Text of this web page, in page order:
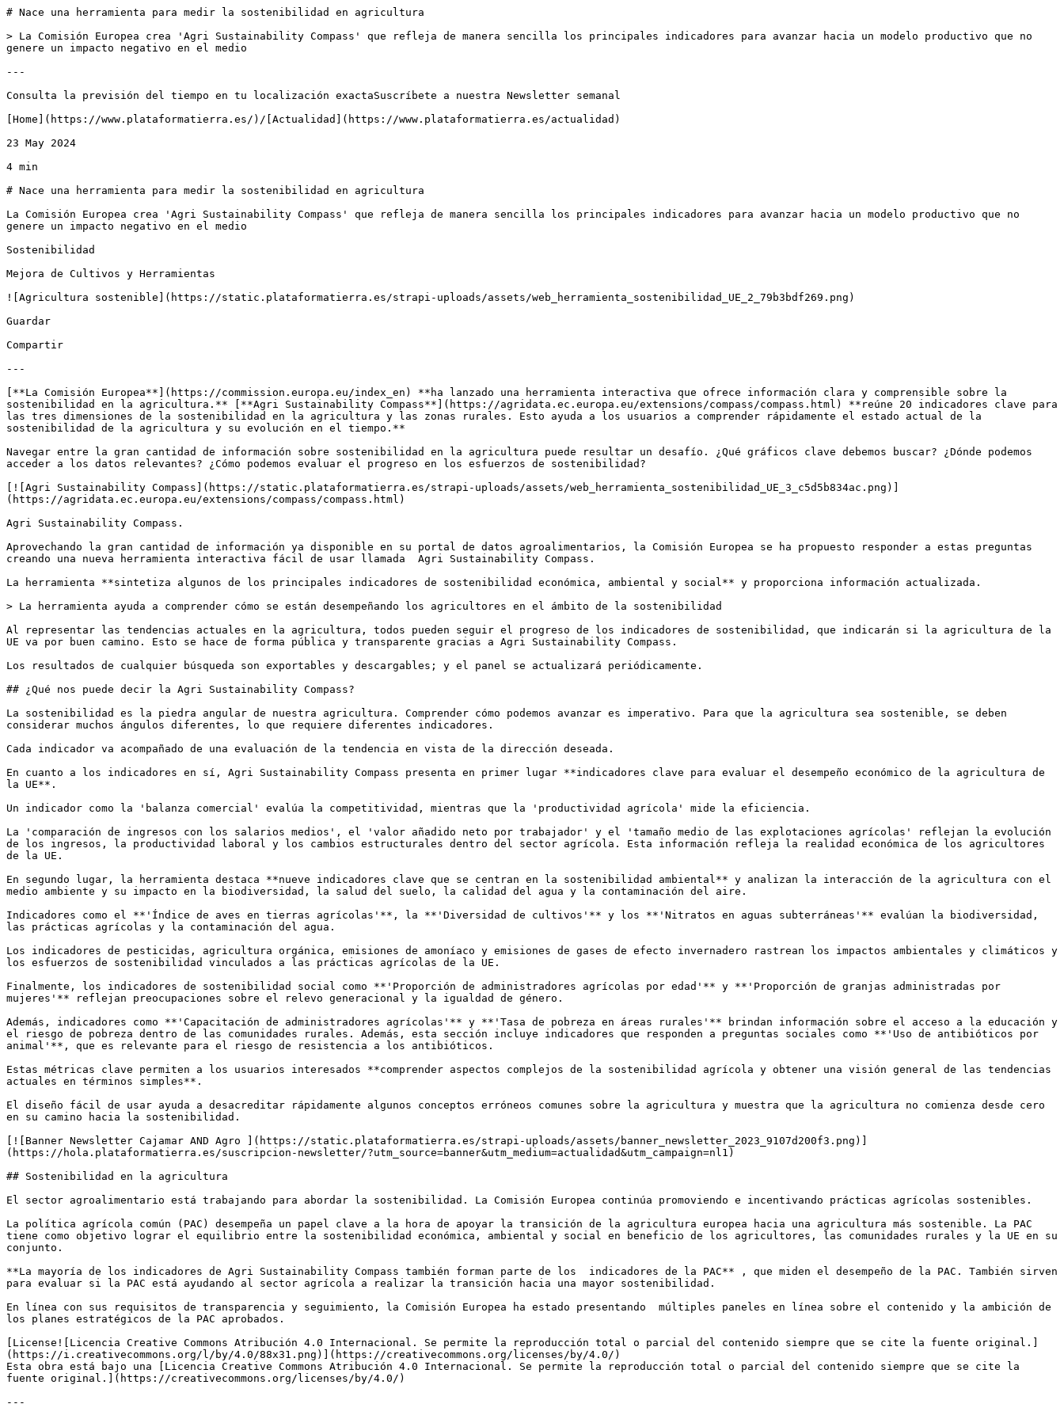
# Nace una herramienta para medir la sostenibilidad en agricultura
> La Comisión Europea crea 'Agri Sustainability Compass' que refleja de manera sencilla los principales indicadores para avanzar hacia un modelo productivo que no
genere un impacto negativo en el medio
---
Consulta la previsión del tiempo en tu localización exactaSuscríbete a nuestra Newsletter semanal
[Home](https://www.plataformatierra.es/)/[Actualidad](https://www.plataformatierra.es/actualidad)
23 May 2024
4 min
# Nace una herramienta para medir la sostenibilidad en agricultura
La Comisión Europea crea 'Agri Sustainability Compass' que refleja de manera sencilla los principales indicadores para avanzar hacia un modelo productivo que no
genere un impacto negativo en el medio
Sostenibilidad
Mejora de Cultivos y Herramientas
![Agricultura sostenible](https://static.plataformatierra.es/strapi-uploads/assets/web_herramienta_sostenibilidad_UE_2_79b3bdf269.png)
Guardar
Compartir
---
[**La Comisión Europea**](https://commission.europa.eu/index_en) **ha lanzado una herramienta interactiva que ofrece información clara y comprensible sobre la
sostenibilidad en la agricultura.** [**Agri Sustainability Compass**](https://agridata.ec.europa.eu/extensions/compass/compass.html) **reúne 20 indicadores clave para
las tres dimensiones de la sostenibilidad en la agricultura y las zonas rurales. Esto ayuda a los usuarios a comprender rápidamente el estado actual de la
sostenibilidad de la agricultura y su evolución en el tiempo.**
Navegar entre la gran cantidad de información sobre sostenibilidad en la agricultura puede resultar un desafío. ¿Qué gráficos clave debemos buscar? ¿Dónde podemos
acceder a los datos relevantes? ¿Cómo podemos evaluar el progreso en los esfuerzos de sostenibilidad?
[![Agri Sustainability Compass](https://static.plataformatierra.es/strapi-uploads/assets/web_herramienta_sostenibilidad_UE_3_c5d5b834ac.png)]
(https://agridata.ec.europa.eu/extensions/compass/compass.html)
Agri Sustainability Compass.
Aprovechando la gran cantidad de información ya disponible en su portal de datos agroalimentarios, la Comisión Europea se ha propuesto responder a estas preguntas
creando una nueva herramienta interactiva fácil de usar llamada  Agri Sustainability Compass.
La herramienta **sintetiza algunos de los principales indicadores de sostenibilidad económica, ambiental y social** y proporciona información actualizada.
> La herramienta ayuda a comprender cómo se están desempeñando los agricultores en el ámbito de la sostenibilidad
Al representar las tendencias actuales en la agricultura, todos pueden seguir el progreso de los indicadores de sostenibilidad, que indicarán si la agricultura de la
UE va por buen camino. Esto se hace de forma pública y transparente gracias a Agri Sustainability Compass.
Los resultados de cualquier búsqueda son exportables y descargables; y el panel se actualizará periódicamente.
## ¿Qué nos puede decir la Agri Sustainability Compass?
La sostenibilidad es la piedra angular de nuestra agricultura. Comprender cómo podemos avanzar es imperativo. Para que la agricultura sea sostenible, se deben
considerar muchos ángulos diferentes, lo que requiere diferentes indicadores.
Cada indicador va acompañado de una evaluación de la tendencia en vista de la dirección deseada.
En cuanto a los indicadores en sí, Agri Sustainability Compass presenta en primer lugar **indicadores clave para evaluar el desempeño económico de la agricultura de
la UE**.
Un indicador como la 'balanza comercial' evalúa la competitividad, mientras que la 'productividad agrícola' mide la eficiencia.
La 'comparación de ingresos con los salarios medios', el 'valor añadido neto por trabajador' y el 'tamaño medio de las explotaciones agrícolas' reflejan la evolución
de los ingresos, la productividad laboral y los cambios estructurales dentro del sector agrícola. Esta información refleja la realidad económica de los agricultores
de la UE.
En segundo lugar, la herramienta destaca **nueve indicadores clave que se centran en la sostenibilidad ambiental** y analizan la interacción de la agricultura con el
medio ambiente y su impacto en la biodiversidad, la salud del suelo, la calidad del agua y la contaminación del aire.
Indicadores como el **'Índice de aves en tierras agrícolas'**, la **'Diversidad de cultivos'** y los **'Nitratos en aguas subterráneas'** evalúan la biodiversidad,
las prácticas agrícolas y la contaminación del agua.
Los indicadores de pesticidas, agricultura orgánica, emisiones de amoníaco y emisiones de gases de efecto invernadero rastrean los impactos ambientales y climáticos y
los esfuerzos de sostenibilidad vinculados a las prácticas agrícolas de la UE.
Finalmente, los indicadores de sostenibilidad social como **'Proporción de administradores agrícolas por edad'** y **'Proporción de granjas administradas por
mujeres'** reflejan preocupaciones sobre el relevo generacional y la igualdad de género.
Además, indicadores como **'Capacitación de administradores agrícolas'** y **'Tasa de pobreza en áreas rurales'** brindan información sobre el acceso a la educación y
el riesgo de pobreza dentro de las comunidades rurales. Además, esta sección incluye indicadores que responden a preguntas sociales como **'Uso de antibióticos por
animal'**, que es relevante para el riesgo de resistencia a los antibióticos.
Estas métricas clave permiten a los usuarios interesados ​​**comprender aspectos complejos de la sostenibilidad agrícola y obtener una visión general de las tendencias
actuales en términos simples**.
El diseño fácil de usar ayuda a desacreditar rápidamente algunos conceptos erróneos comunes sobre la agricultura y muestra que la agricultura no comienza desde cero
en su camino hacia la sostenibilidad.
[![Banner Newsletter Cajamar AND Agro ](https://static.plataformatierra.es/strapi-uploads/assets/banner_newsletter_2023_9107d200f3.png)]
(https://hola.plataformatierra.es/suscripcion-newsletter/?utm_source=banner&utm_medium=actualidad&utm_campaign=nl1)
## Sostenibilidad en la agricultura
El sector agroalimentario está trabajando para abordar la sostenibilidad. La Comisión Europea continúa promoviendo e incentivando prácticas agrícolas sostenibles.
La política agrícola común (PAC) desempeña un papel clave a la hora de apoyar la transición de la agricultura europea hacia una agricultura más sostenible. La PAC
tiene como objetivo lograr el equilibrio entre la sostenibilidad económica, ambiental y social en beneficio de los agricultores, las comunidades rurales y la UE en su
conjunto.
**La mayoría de los indicadores de Agri Sustainability Compass también forman parte de los  indicadores de la PAC** , que miden el desempeño de la PAC. También sirven
para evaluar si la PAC está ayudando al sector agrícola a realizar la transición hacia una mayor sostenibilidad.
En línea con sus requisitos de transparencia y seguimiento, la Comisión Europea ha estado presentando  múltiples paneles en línea sobre el contenido y la ambición de
los planes estratégicos de la PAC aprobados.
[License![Licencia Creative Commons Atribución 4.0 Internacional. Se permite la reproducción total o parcial del contenido siempre que se cite la fuente original.]
(https://i.creativecommons.org/l/by/4.0/88x31.png)](https://creativecommons.org/licenses/by/4.0/)
Esta obra está bajo una [Licencia Creative Commons Atribución 4.0 Internacional. Se permite la reproducción total o parcial del contenido siempre que se cite la
fuente original.](https://creativecommons.org/licenses/by/4.0/)
---